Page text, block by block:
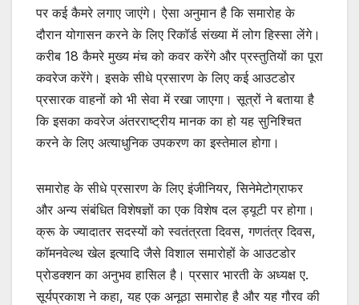
पर कई कैमरे लगाए जाएंगे। ऐसा अनुमान है कि समारोह के
दौरान योगासन करने के लिए रिकॉर्ड संख्या में लोग हिस्सा लेंगे।
करीब 18 कैमरे मुख्य मंच को कवर करेंगे और प्रस्तुतियों का पूरा
कवरेज करेंगे। इसके सीधे प्रसारण के लिए कई आउटडोर
प्रसारक वाहनों को भी सेवा में रखा जाएगा। सूत्रों ने बताया है
कि इसका कवरेज अंतरराष्ट्रीय मानक का हो यह सुनिश्चित
करने के लिए अत्याधुनिक उपकरण का इस्तेमाल होगा।
समारोह के सीधे प्रसारण के लिए इंजीनियर, सिनेमेटोग्राफर
और अन्य संबंधित विशेषज्ञों का एक विशेष दल ड्यूटी पर होगा।
क्रू के ज्यादातर सदस्यों को स्वतंत्रता दिवस, गणतंत्र दिवस,
कॉमनवेल्थ खेल इत्यादि जैसे विशाल समारोहों के आउटडोर
प्रोडक्शन का अनुभव हासिल है। प्रसार भारती के अध्यक्ष ए.
सूर्यप्रकाश ने कहा, यह एक अनूठा समारोह है और यह गौरव की